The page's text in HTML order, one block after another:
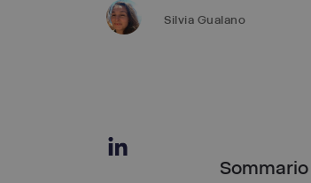
Silvia Gualano
Sommario